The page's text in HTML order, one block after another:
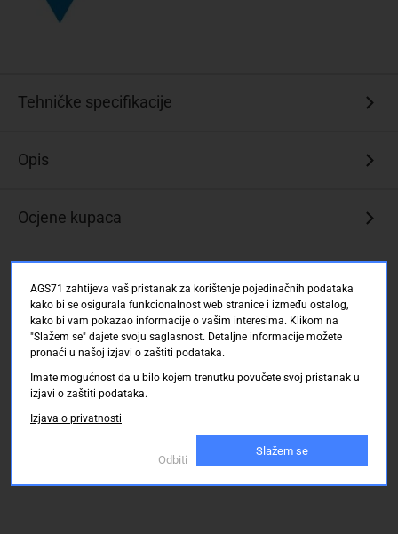
Tehničke specifikacije
Opis
Ocjene kupaca
AGS71 zahtijeva vaš pristanak za korištenje pojedinačnih podataka
kako bi se osigurala funkcionalnost web stranice i između ostalog,
kako bi vam pokazao informacije o vašim interesima. Klikom na
"Slažem se" dajete svoju saglasnost. Detaljne informacije možete
pronaći u našoj izjavi o zaštiti podataka.
Imate mogućnost da u bilo kojem trenutku povučete svoj pristanak u
izjavi o zaštiti podataka.
Izjava o privatnosti
Odbiti
Slažem se